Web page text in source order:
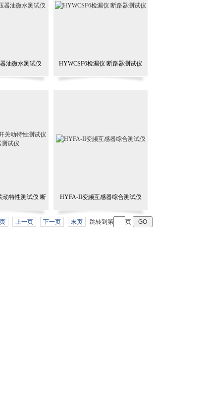
油微水测试仪 HYWCSF6检漏仪 断路器测试仪
动特性测试仪 断 HYFA-II变频互感器综合测试仪
上一页 下一页 末页 跳转到第 页